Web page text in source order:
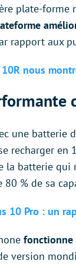
plate-forme
rapport aux
10R nous
une batterie
recharger en
la batterie qui
% de sa
10 Pro : un
fonctionne
version